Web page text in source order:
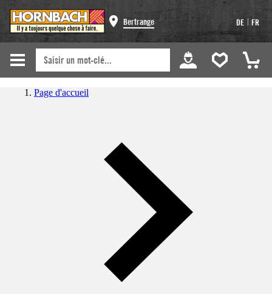
Bertrange DE | FR
Page d'accueil